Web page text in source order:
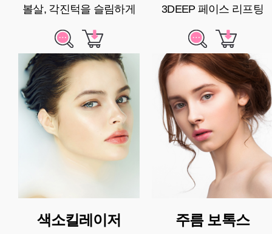
볼살, 각진턱을 슬림하게 3DEEP 페이스 리프팅
색소킬레이저 주름 보톡스